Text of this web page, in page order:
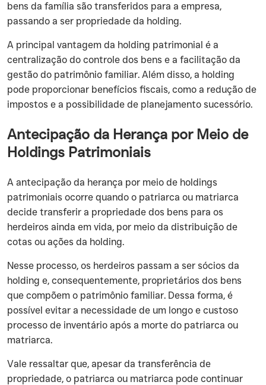
bens da família são transferidos para a empresa,
passando a ser propriedade da holding.
‍A principal vantagem da holding patrimonial é a
centralização do controle dos bens e a facilitação da
gestão do patrimônio familiar. Além disso, a holding
pode proporcionar benefícios fiscais, como a redução de
impostos e a possibilidade de planejamento sucessório.
Antecipação da Herança por Meio de
Holdings Patrimoniais
‍A antecipação da herança por meio de holdings
patrimoniais ocorre quando o patriarca ou matriarca
decide transferir a propriedade dos bens para os
herdeiros ainda em vida, por meio da distribuição de
cotas ou ações da holding.
‍Nesse processo, os herdeiros passam a ser sócios da
holding e, consequentemente, proprietários dos bens
que compõem o patrimônio familiar. Dessa forma, é
possível evitar a necessidade de um longo e custoso
processo de inventário após a morte do patriarca ou
matriarca.
‍Vale ressaltar que, apesar da transferência de
propriedade, o patriarca ou matriarca pode continuar